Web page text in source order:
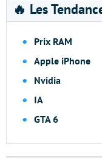
🔥 Les
Prix RAM
Apple iPhone
Nvidia
IA
GTA 6